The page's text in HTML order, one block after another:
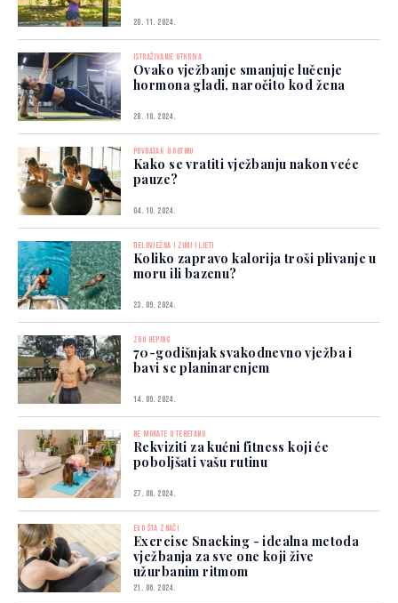
20. 11. 2024.
ISTRAŽIVANJE OTKRIVA
Ovako vježbanje smanjuje lučenje
hormona gladi, naročito kod žena
28. 10. 2024.
POVRATAK U RUTINU
Kako se vratiti vježbanju nakon veće
pauze?
04. 10. 2024.
TJELOVJEŽBA I ZIMI I LJETI
Koliko zapravo kalorija troši plivanje u
moru ili bazenu?
23. 09. 2024.
ZOU HEPING
70-godišnjak svakodnevno vježba i
bavi se planinarenjem
14. 09. 2024.
NE MORATE U TERETANU
Rekviziti za kućni fitness koji će
poboljšati vašu rutinu
27. 08. 2024.
EVO ŠTA ZNAČI
Exercise Snacking - idealna metoda
vježbanja za sve one koji žive
užurbanim ritmom
21. 06. 2024.